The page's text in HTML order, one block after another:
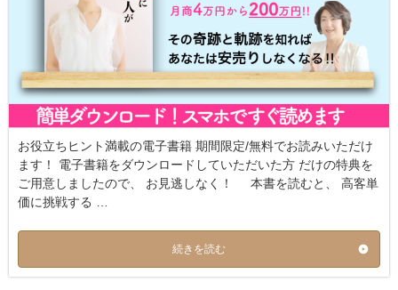
お役立ちヒント満載の電子書籍 期間限定/無料でお読みいただけ
ます！ 電子書籍をダウンロードしていただいた方 だけの特典を
ご用意しましたので、 お見逃しなく！ 本書を読むと、 高客単
価に挑戦する …
続きを読む